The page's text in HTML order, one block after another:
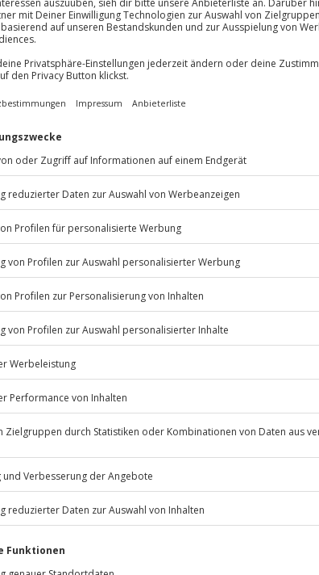
Show in Bühl. Betritt eine
packender Aufführungen
einen unvergesslichen
Musicalsführt.
glänzende Brillanz der
gespannt auf eine vielfältige
kraftvollen Rocknummern
berühmter Musicals
und vielen mehr.
– die Musical Starlights Show in
verfügbar.
Absprache mit dem
Kleidung
Listenansicht
81671 München
außer an bundesweiten